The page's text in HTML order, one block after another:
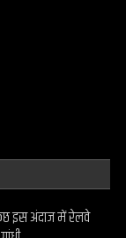
कुछ इस अंदाज में रेलवे